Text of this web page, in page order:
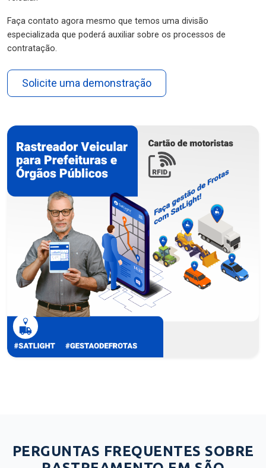
Faça contato agora mesmo que temos uma divisão
especializada que poderá auxiliar sobre os processos de
contratação.
Solicite uma demonstração
PERGUNTAS FREQUENTES SOBRE